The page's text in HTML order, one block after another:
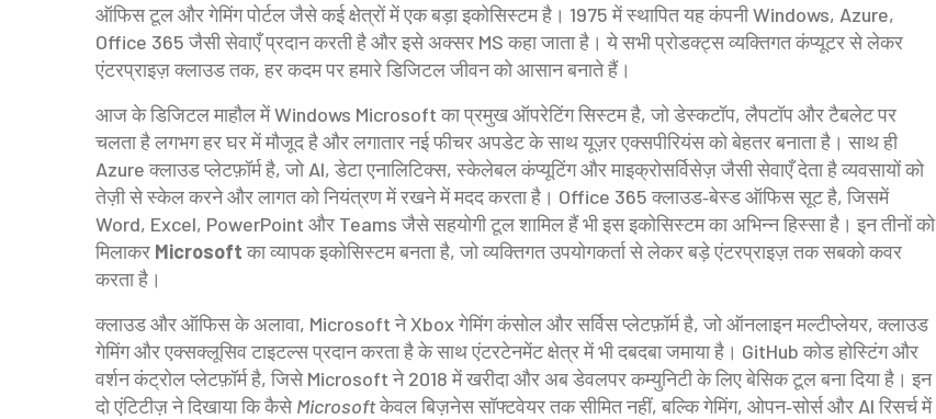
ऑफिस टूल और गेमिंग पोर्टल जैसे कई क्षेत्रों में एक बड़ा इकोसिस्टम है। 1975 में स्थापित यह कंपनी Windows, Azure,
Office 365 जैसी सेवाएँ प्रदान करती है और इसे अक्सर MSकहा जाता है । ये सभी प्रोडक्ट्स व्यक्तिगत कंप्यूटर से लेकर
एंटरप्राइज़ क्लाउड तक, हर कदम पर हमारे डिजिटल जीवन को आसान बनाते हैं।
आज के डिजिटल माहौल मेंWindows Microsoft का प्रमुख ऑपरेटिंग सिस्टम है, जो डेस्कटॉप, लैपटॉप और टैबलेट पर
चलता हैलगभग हर घर में मौजूद है और लगातार नई फीचर अपडेट के साथ यूज़र एक्सपीरियंस को बेहतर बनाता है। साथ ही
Azure क्लाउड प्लेटफ़ॉर्म है, जो AI, डेटा एनालिटिक्स, स्केलेबल कंप्यूटिंग और माइक्रोसर्विसेज़ जैसी सेवाएँ देता हैव्यवसायों को
तेज़ी से स्केल करने और लागत को नियंत्रण में रखने में मदद करता है। Office 365 क्लाउड‑बेस्ड ऑफिस सूट है, जिसमें
Word, Excel, PowerPoint और Teams जैसे सहयोगी टूल शामिल हैंभी इस इकोसिस्टम का अभिन्न हिस्सा है। इन तीनों को
मिलाकर Microsoftका व्यापक इकोसिस्टम बनता है, जो व्यक्तिगत उपयोगकर्ता से लेकर बड़े एंटरप्राइज़ तक सबको कवर
करता है।
क्लाउड और ऑफिस के अलावा, Microsoft नेXboxगेमिंग कंसोल और सर्विस प्लेटफ़ॉर्म है, जो ऑनलाइन मल्टीप्लेयर, क्लाउड
गेमिंग और एक्सक्लूसिव टाइटल्स प्रदान करता हैके साथ एंटरटेनमेंट क्षेत्र में भी दबदबा जमाया है। GitHub कोड होस्टिंग और
वर्शन कंट्रोल प्लेटफ़ॉर्म है, जिसे Microsoft ने 2018 में खरीदा और अब डेवलपर कम्युनिटी के लिए बेसिक टूल बना दिया है । इन
दो एंटिटीज़ ने दिखाया कि कैसेMicrosoftकेवल बिज़नेस सॉफ्टवेयर तक सीमित नहीं, बल्कि गेमिंग, ओपन‑सोर्स और AI रिसर्च में